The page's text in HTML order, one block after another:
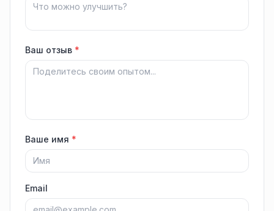
Ваш отзыв *
Ваше имя *
Email